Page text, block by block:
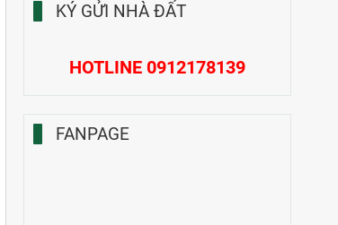
KÝ GỬI NHÀ ĐẤT
HOTLINE 0912178139
FANPAGE